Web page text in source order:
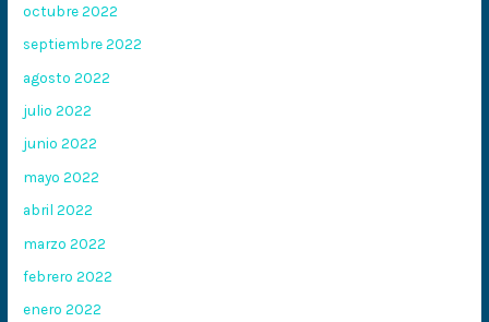
octubre 2022
septiembre 2022
agosto 2022
julio 2022
junio 2022
mayo 2022
abril 2022
marzo 2022
febrero 2022
enero 2022